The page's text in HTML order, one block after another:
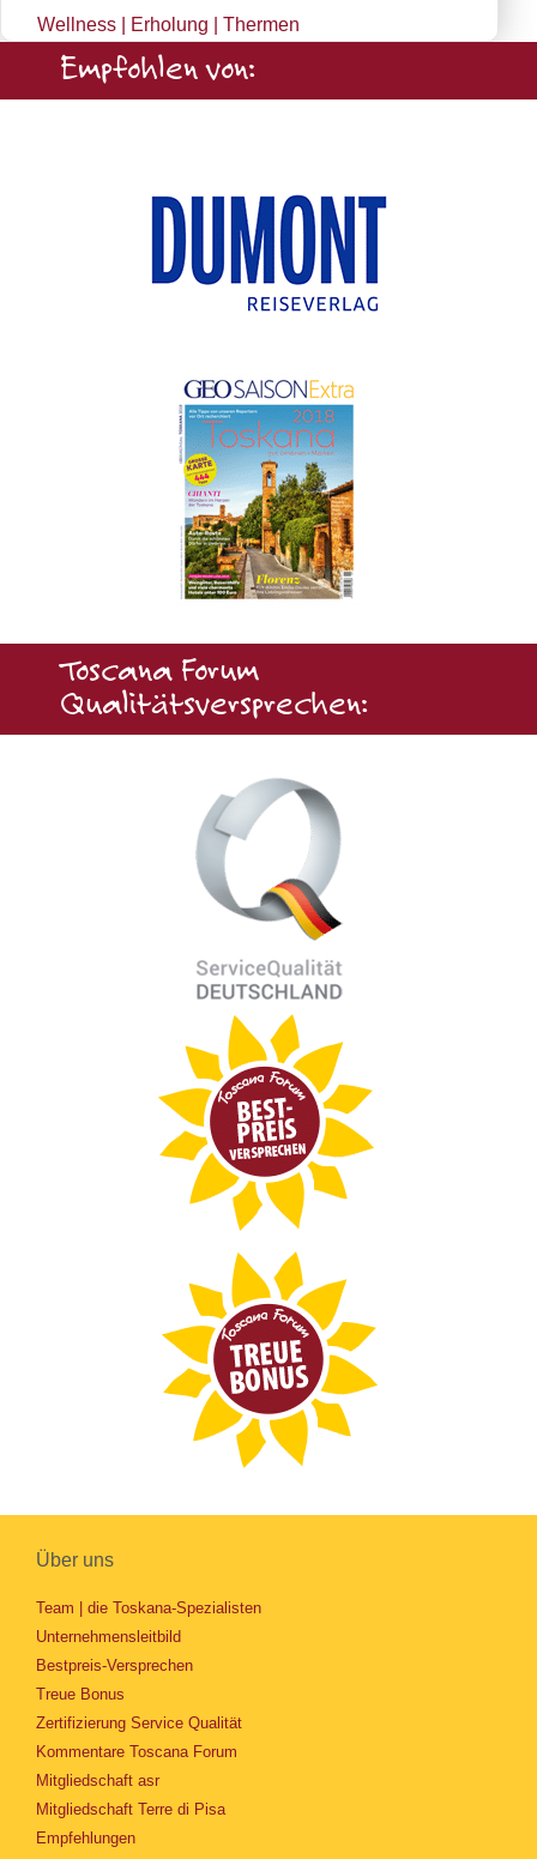
Wellness | Erholung | Thermen
Empfohlen von:
Toscana Forum
Qualitätsversprechen:
Über uns
Team | die Toskana-Spezialisten
Unternehmensleitbild
Bestpreis-Versprechen
Treue Bonus
Zertifizierung Service Qualität
Kommentare Toscana Forum
Mitgliedschaft asr
Mitgliedschaft Terre di Pisa
Empfehlungen